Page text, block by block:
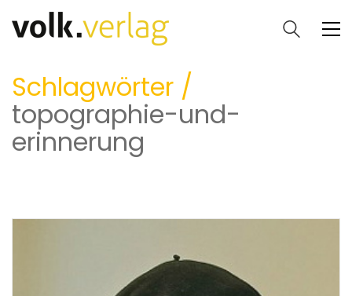
Schlagwörter /
topographie-und-
erinnerung